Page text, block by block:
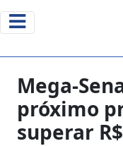
Mega-
próximo
superar